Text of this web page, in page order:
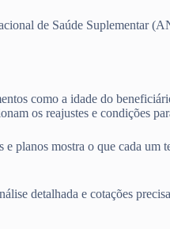
de Saúde Suplementar
como a idade do
os reajustes e condições
planos mostra o que cada
detalhada e cotações